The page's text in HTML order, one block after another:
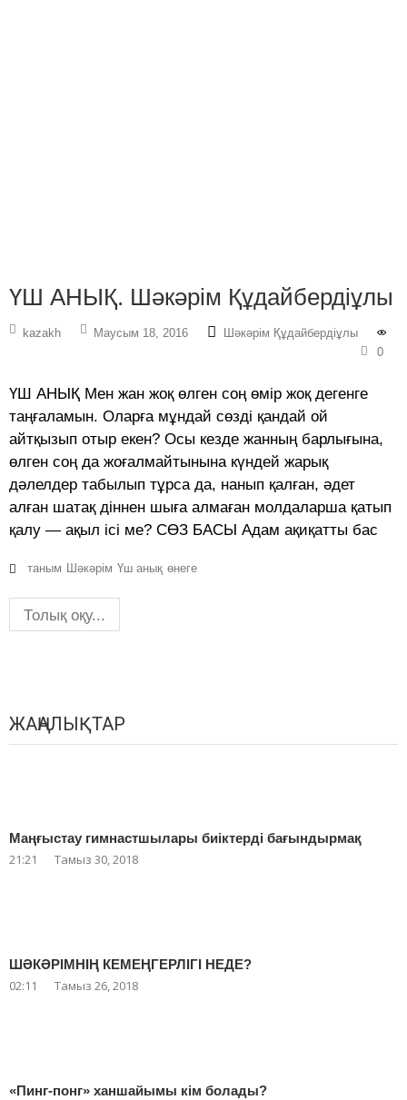
ҮШ АНЫҚ. Шәкәрім Құдайбердіұлы
kazakh Маусым 18, 2016
Шәкәрім Құдайбердіұлы
0
ҮШ АНЫҚ Мен жан жоқ өлген соң өмір жоқ дегенге
таңғаламын. Оларға мұндай сөзді қандай ой
айтқызып отыр екен? Осы кезде жанның барлығына,
өлген соң да жоғалмайтынына күндей жарық
дәлелдер табылып тұрса да, нанып қалған, әдет
алған шатақ діннен шыға алмаған молдаларша қатып
қалу — ақыл ісі ме? СӨЗ БАСЫ Адам ақиқатты бас
таным Шәкәрім Үш анық өнеге
Толық оқу...
ЖАҢАЛЫҚТАР
Маңғыстау гимнастшылары биіктерді бағындырмақ
21:21 Тамыз 30, 2018
ШӘКӘРІМНІҢ КЕМЕҢГЕРЛІГІ НЕДЕ?
02:11 Тамыз 26, 2018
«Пинг-понг» ханшайымы кім болады?